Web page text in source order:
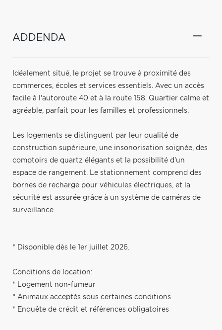
ADDENDA
Idéalement situé, le projet se trouve à proximité des
commerces, écoles et services essentiels. Avec un accès
facile à l'autoroute 40 et à la route 158. Quartier calme et
agréable, parfait pour les familles et professionnels.
Les logements se distinguent par leur qualité de
construction supérieure, une insonorisation soignée, des
comptoirs de quartz élégants et la possibilité d'un
espace de rangement. Le stationnement comprend des
bornes de recharge pour véhicules électriques, et la
sécurité est assurée grâce à un système de caméras de
surveillance.
* Disponible dès le 1er juillet 2026.
Conditions de location:
* Logement non-fumeur
* Animaux acceptés sous certaines conditions
* Enquête de crédit et références obligatoires